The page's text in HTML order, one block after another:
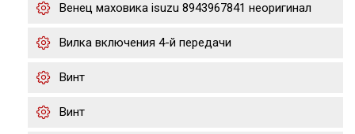
Венец маховика isuzu 8943967841 неоригинал
Вилка включения 4-й передачи
Винт
Винт